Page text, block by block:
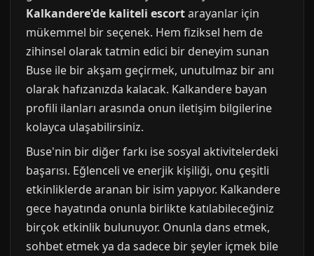
Kalkandere'de kaliteli escortarayanlar için
mükemmel bir seçenek. Hem fiziksel hem de
zihinsel olarak tatmin edici bir deneyim sunan
Buse ile bir akşam geçirmek, unutulmaz bir anı
olarak hafızanızda kalacak. Kalkandere bayan
profili ilanları arasında onun iletişim bilgilerine
kolayca ulaşabilirsiniz.
Buse'nin bir diğer farkı ise sosyal aktivitelerdeki
başarısı. Eğlenceli ve enerjik kişiliği, onu çeşitli
etkinliklerde aranan bir isim yapıyor. Kalkandere
gece hayatında onunla birlikte katılabileceğiniz
birçok etkinlik bulunuyor. Onunla dans etmek,
sohbet etmek ya da sadece bir şeyler içmek bile